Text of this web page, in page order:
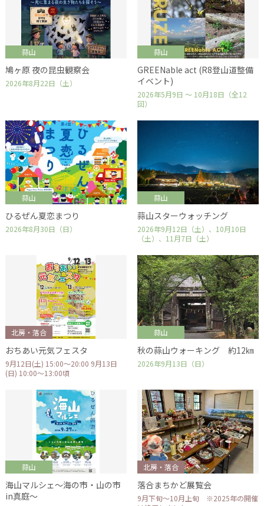
蒜山
鳩ヶ原 夜の昆虫観察会
2026年8月22日（土）
蒜山
GREENable act (R8登山道整備
イベント)
2026年5月9日 ～ 10月18日（全12
回）
蒜山
ひるぜん夏恋まつり
2026年8月30日（日）
蒜山
蒜山スターウォッチング
2026年9月12日（土）、10月10日
（土）、11月7日（土）
北房・落合
おちあい元気フェスタ
9月12日(土) 15:00～20:00 9月13日
(日) 10:00～13:00頃
蒜山
秋の蒜山ウォーキング 約12㎞
2026年9月13日（日）
蒜山
海山マルシェ～海の市・山の市
in真庭～
北房・落合
落合まちかど展覧会
9月下旬～10月上旬 ※2025年の開催